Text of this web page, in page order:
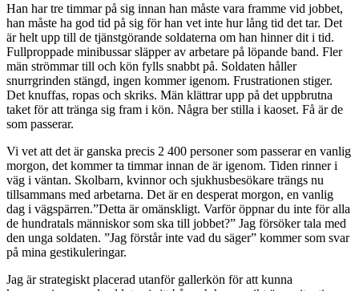
Han har tre timmar på sig innan han måste vara framme vid jobbet,
han måste ha god tid på sig för han vet inte hur lång tid det tar. Det
är helt upp till de tjänstgörande soldaterna om han hinner dit i tid.
Fullproppade minibussar släpper av arbetare på löpande band. Fler
män strömmar till och kön fylls snabbt på. Soldaten håller
snurrgrinden stängd, ingen kommer igenom. Frustrationen stiger.
Det knuffas, ropas och skriks. Män klättrar upp på det uppbrutna
taket för att tränga sig fram i kön. Några ber stilla i kaoset. Få är de
som passerar.
Vi vet att det är ganska precis 2 400 personer som passerar en vanlig
morgon, det kommer ta timmar innan de är igenom. Tiden rinner i
väg i väntan. Skolbarn, kvinnor och sjukhusbesökare trängs nu
tillsammans med arbetarna. Det är en desperat morgon, en vanlig
dag i vägspärren.”Detta är omänskligt. Varför öppnar du inte för alla
de hundratals människor som ska till jobbet?” Jag försöker tala med
den unga soldaten. ”Jag förstår inte vad du säger” kommer som svar
på mina gestikuleringar.
Jag är strategiskt placerad utanför gallerkön för att kunna